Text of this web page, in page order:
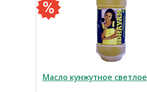
Масло кунжутное светлое